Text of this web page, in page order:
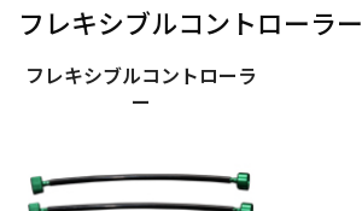
フレキシブルコントローラー
フレキシブルコントローラ
ー